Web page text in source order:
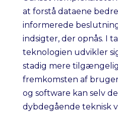
at forstå dataene
informerede
indsigter, der opnås. I
teknologien udvikler
stadig mere
fremkomsten af
og software kan selv
dybdegående teknisk